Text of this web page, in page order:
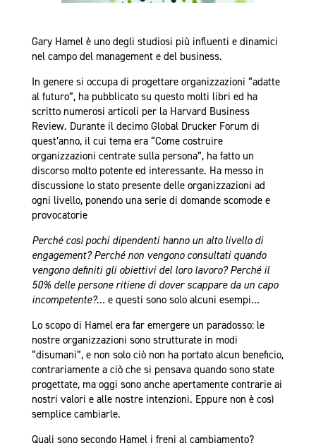
Gary Hamel è uno degli studiosi più influenti e dinamici
nel campo del management e del business.
In genere si occupa di progettare organizzazioni “adatte
al futuro”, ha pubblicato su questo molti libri ed ha
scritto numerosi articoli per la Harvard Business
Review. Durante il decimo Global Drucker Forum di
quest’anno, il cui tema era “Come costruire
organizzazioni centrate sulla persona”, ha fatto un
discorso molto potente ed interessante. Ha messo in
discussione lo stato presente delle organizzazioni ad
ogni livello, ponendo una serie di domande scomode e
provocatorie
Perché così pochi dipendenti hanno un alto livello di
engagement? Perché non vengono consultati quando
vengono definiti gli obiettivi del loro lavoro? Perché il
50% delle persone ritiene di dover scappare da un capo
incompetente?… e questi sono solo alcuni esempi…
Lo scopo di Hamel era far emergere un paradosso: le
nostre organizzazioni sono strutturate in modi
“disumani”, e non solo ciò non ha portato alcun beneficio,
contrariamente a ciò che si pensava quando sono state
progettate, ma oggi sono anche apertamente contrarie ai
nostri valori e alle nostre intenzioni. Eppure non è così
semplice cambiarle.
Quali sono secondo Hamel i freni al cambiamento?